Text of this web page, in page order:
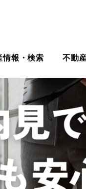
情報・検索 不動